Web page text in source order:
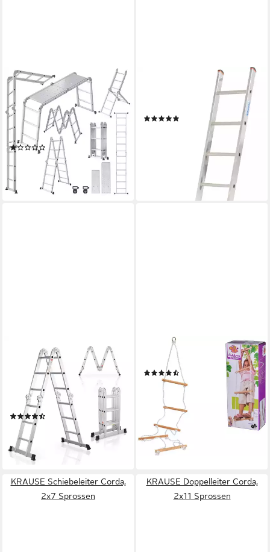
FIVMEN
Teleskopleiter
Multifunktionsleiter
Mehrzweckleiter Aluminium
mit Plattform
(1)
ab 88,99 € UVP 191,98 €
lieferbar - in 6-7 Werktagen bei dir
Vielzweckleiter Tribilo, mit
Leiternspitzen, 3x9 Sprossen
496,00 €
lieferbar - in 6-8 Werktagen bei dir
Vielzweckleiter
Multifunktionsleiter,
gummierte Standfüße,
Gelenksystem, rutschfeste
Trittfläche
(23)
ab 84,98 € 99,99 €
-15%
lieferbar - in 4-5 Werktagen bei dir
EICHHORN
Strickleiter Outdoor
(12)
8,67 € UVP
lieferbar - in 1-2 Werktagen bei dir
KRAUSE Schiebeleiter Corda,
2x7 Sprossen
KRAUSE Doppelleiter Corda,
2x11 Sprossen